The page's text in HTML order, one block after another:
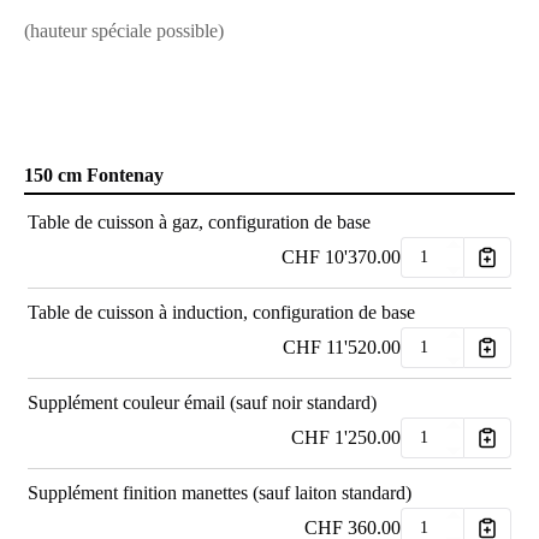
(hauteur spéciale possible)
150 cm Fontenay
Table de cuisson à gaz, configuration de base
CHF 10'370.00
Table de cuisson à induction, configuration de base
CHF 11'520.00
Supplément couleur émail (sauf noir standard)
CHF 1'250.00
Supplément finition manettes (sauf laiton standard)
CHF 360.00